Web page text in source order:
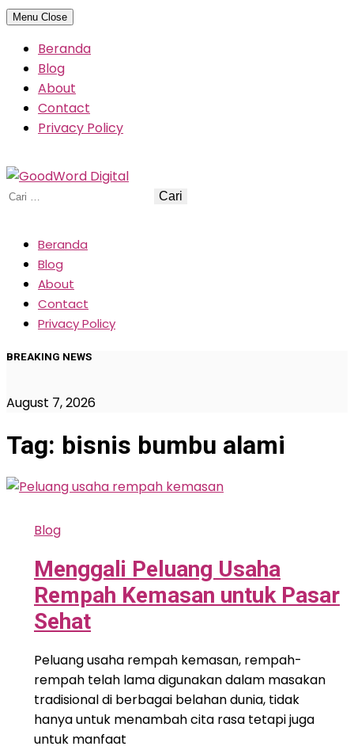
Skip
content
Menu Close
Beranda
Blog
About
Contact
Privacy Policy
Cari
Beranda
Blog
About
Contact
Privacy Policy
BREAKING NEWS
August 7, 2026
Tag: bisnis bumbu alami
Blog
Menggali Peluang Usaha
Rempah Kemasan untuk Pasar
Sehat
Peluang usaha rempah kemasan, rempah-
rempah telah lama digunakan dalam masakan
tradisional di berbagai belahan dunia, tidak
hanya untuk menambah cita rasa tetapi juga
untuk manfaat